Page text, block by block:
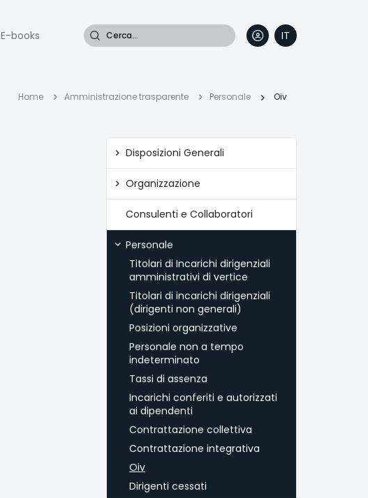
E-books Cerca
IT
EN
FR
DE
Briciole
pane
Home Amministrazione trasparente Personale Oiv
Amministrazione
trasparente
Disposizioni Generali
Organizzazione
Consulenti e Collaboratori
Personale
Titolari di Incarichi dirigenziali
amministrativi di vertice
Titolari di incarichi dirigenziali
(dirigenti non generali)
Posizioni organizzative
Personale non a tempo
indeterminato
Tassi di assenza
Incarichi conferiti e autorizzati
ai dipendenti
Contrattazione collettiva
Contrattazione integrativa
Oiv
Dirigenti cessati